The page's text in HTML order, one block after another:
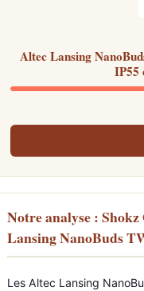
Altec Lansing
IP55
Notre analyse :
Lansing NanoBuds
Les Altec Lansing